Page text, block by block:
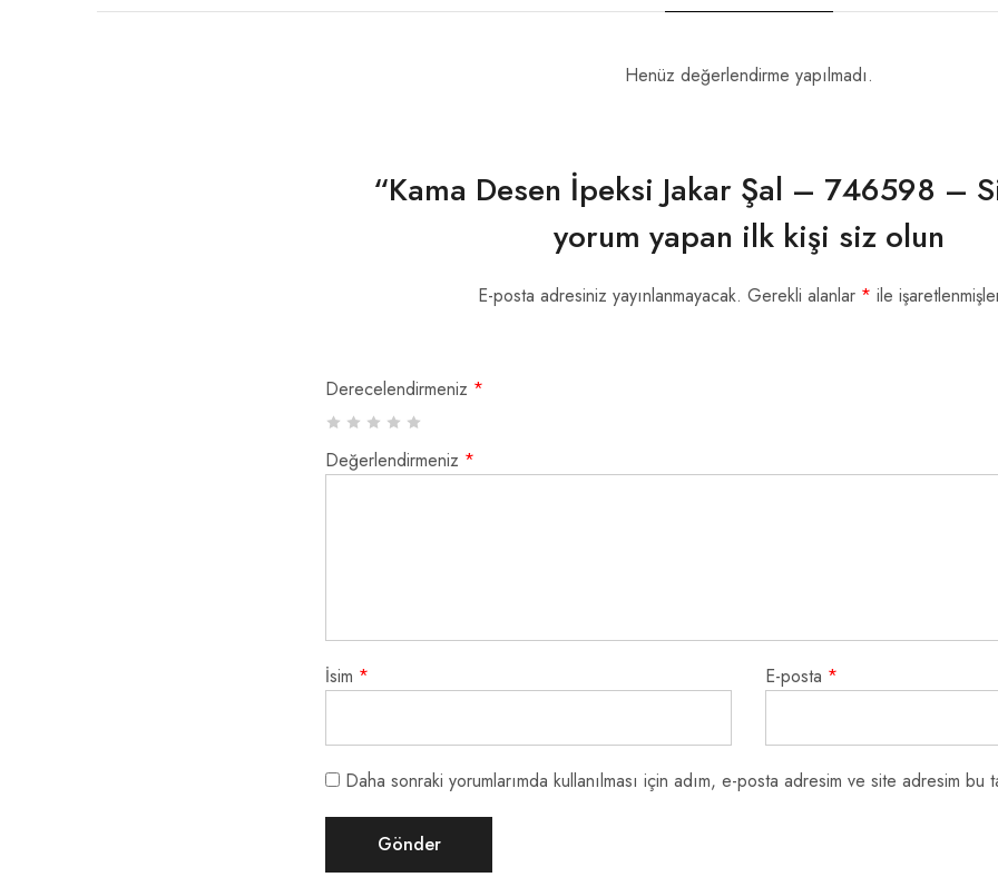
Henüz değerlendirme yapılmadı.
“Kama Desen İpeksi Jakar Şal – 746598 –
yorum yapan ilk kişi siz olun
E-posta adresiniz yayınlanmayacak. Gerekli alanlar * ile
Derecelendirmeniz *
Değerlendirmeniz *
İsim * E-posta *
Daha sonraki yorumlarımda kullanılması için adım, e-posta adresim ve site adresim bu